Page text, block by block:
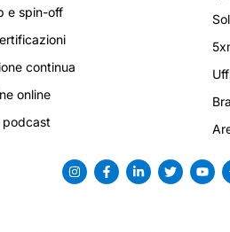
e spin-off
continua
online
podcast